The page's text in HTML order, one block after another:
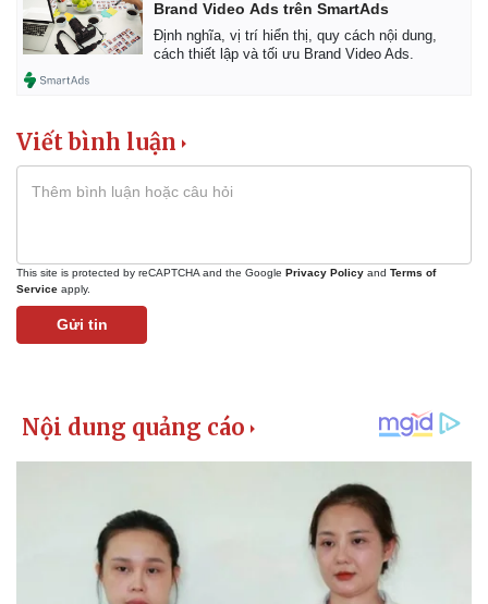
Brand Video Ads trên SmartAds
Định nghĩa, vị trí hiển thị, quy cách nội dung,
cách thiết lập và tối ưu Brand Video Ads.
Viết bình luận
This site is protected by reCAPTCHA and the Google Privacy Policy and Terms of
Service apply.
Gửi tin